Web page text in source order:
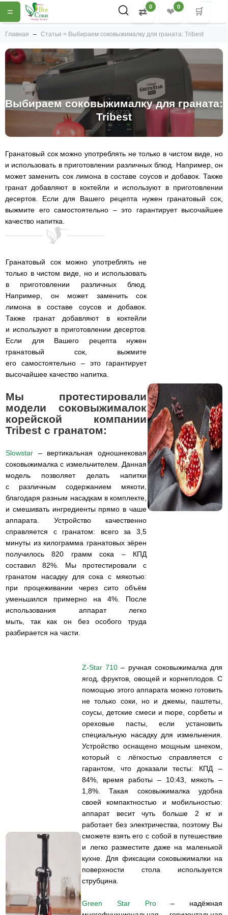
= ⇄ 0 ❤ 0 🛒
Главная Статьи > Выбираем соковыжималку для граната: Tribest
Выбираем соковыжималку для граната:
Tribest
Гранатовый сок можно употреблять не только в чистом виде, но
и использовать в приготовлении различных блюд. Например, он
может заменить сок лимона в составе соусов и добавок. Также
гранат добавляют в коктейли и используют в приготовлении
десертов. Если для Вашего рецепта нужен гранатовый сок,
выжмите его самостоятельно – это гарантирует высочайшее
качество напитка.
Гранатовый сок можно употреблять не
только в чистом виде, но и использовать
в приготовлении различных блюд.
Например, он может заменить сок
лимона в составе соусов и добавок.
Также гранат добавляют в коктейли
и используют в приготовлении десертов.
Если для Вашего рецепта нужен
гранатовый сок, выжмите
его самостоятельно – это гарантирует
высочайшее качество напитка.
Мы протестировали
модели соковыжималок
корейской компании
Tribest с гранатом:
Slowstar – вертикальная одношнековая
соковыжималка с измельчителем. Данная
модель позволяет делать напитки
с различным содержанием мякоти,
благодаря разным насадкам в комплекте,
и смешивать ингредиенты прямо в чаше
аппарата. Устройство качественно
справляется с гранатом: всего за 3,5
минуты из килограмма гранатовых зёрен
получилось 820 грамм сока – КПД
составил 82%. Мы протестировали с
гранатом насадку для сока с мякотью:
при процеживании через сито объём
уменьшился примерно на 4%. После
использования аппарат легко
мыть, так как он без особого труда
разбирается на части.
Z-Star 710 – ручная соковыжималка для
ягод, фруктов, овощей и корнеплодов. С
помощью этого аппарата можно готовить
не только соки, но и джемы, паштеты,
соусы, детские смеси и пюре, сорбеты и
ореховые пасты, если установить
специальную насадку для измельчения.
Устройство оснащено мощным шнеком,
который с лёгкостью справляется с
гарантом, что доказали тесты: КПД –
84%, время работы – 10:43, мякоть –
1,8%. Такая соковыжималка удобна
своей компактностью и мобильностью:
аппарат весит чуть больше 2 кг и
работает без электричества, поэтому Вы
сможете взять его с собой в путешествие
и легко разместите даже на маленькой
кухне. Для фиксации соковыжималки на
поверхности стола используется
струбцина.
Green Star Pro– надёжная